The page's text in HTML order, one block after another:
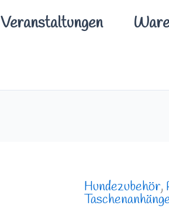
Veranstaltungen
Hundezubehör,
Schlüsselband/